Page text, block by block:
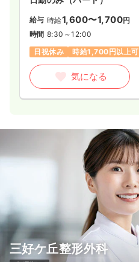
給与 時給1,600〜1,700円
時間 8:30～12:00
日祝休み
時給1,700円以上可
気になる
三好ケ丘整形外科